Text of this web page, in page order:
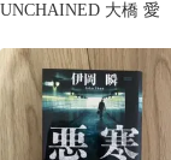
UNCHAINED 大橋 愛